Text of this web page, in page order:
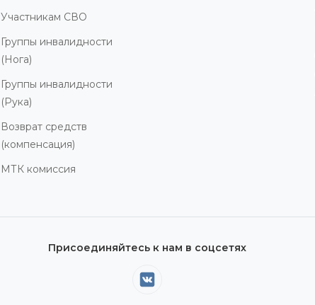
Участникам СВО
Группы инвалидности
(Нога)
Группы инвалидности
(Рука)
Возврат средств
(компенсация)
МТК комиссия
Присоединяйтесь к нам в соцсетях